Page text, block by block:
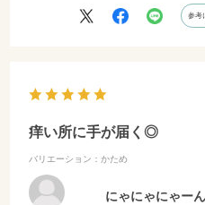
かったのかちょっと考えてしまっ参考
痒い所に手が届く◎
バリエーション：かため
にゃにゃにゃーん